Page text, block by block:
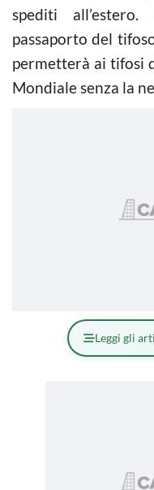
spediti
passaporto del
permetterà ai tifosi
Mondiale senza la
Leggi gli